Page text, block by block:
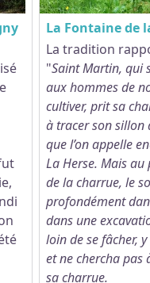
plein écran
La Fontaine de
La tradition
"Saint Martin, qui
aux hommes de
cultiver, prit sa
à tracer son sillon
que l’on appelle
La Herse. Mais
de la charrue, le
profondément
dans une
loin de se fâcher,
et ne chercha pas
sa charrue.